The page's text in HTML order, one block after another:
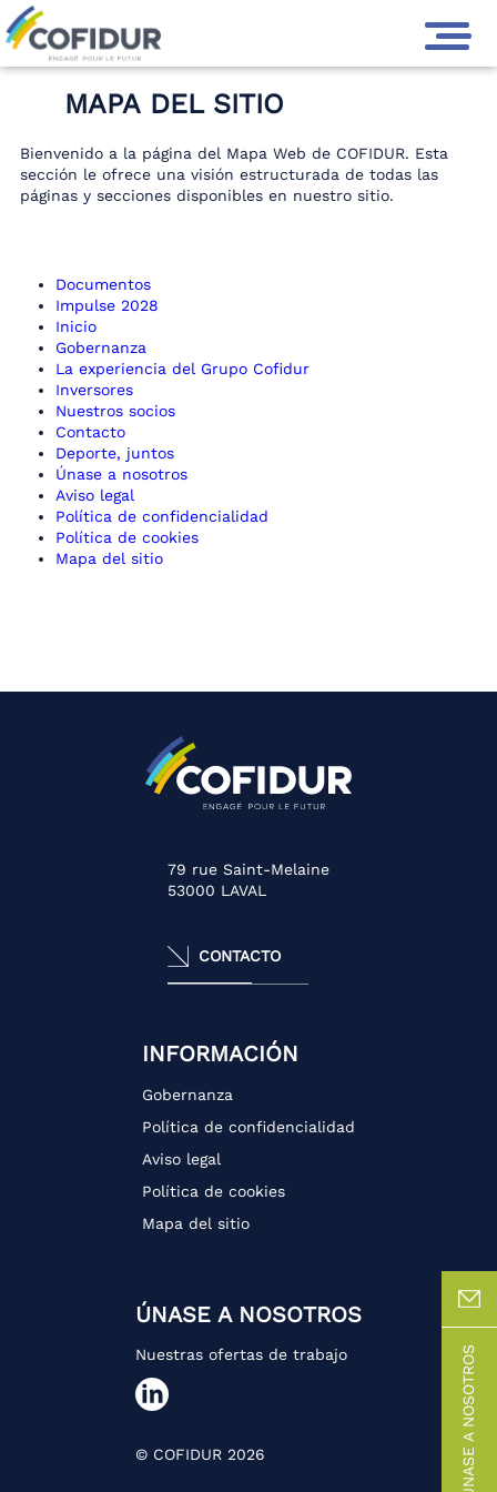
ÚNASE A NOSOTROS
GROUPE COFIDUR
MAPA DEL SITIO
Bienvenido a la página del Mapa Web de COFIDUR. Esta
sección le ofrece una visión estructurada de todas las
páginas y secciones disponibles en nuestro sitio.
Documentos
Impulse 2028
Inicio
Gobernanza
La experiencia del Grupo Cofidur
Inversores
Nuestros socios
Contacto
Deporte, juntos
Únase a nosotros
Aviso legal
Política de confidencialidad
Política de cookies
Mapa del sitio
79 rue Saint-Melaine
53000 LAVAL
CONTACTO
INFORMACIÓN
Gobernanza
Política de confidencialidad
Aviso legal
Política de cookies
Mapa del sitio
ÚNASE A NOSOTROS
Nuestras ofertas de trabajo
© COFIDUR 2026